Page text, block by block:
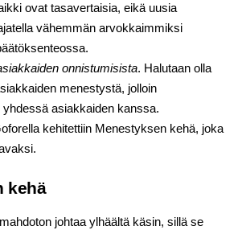
ovat tasavertaisia, eikä uusia
vähemmän arvokkaimmiksi
onnistumisista. Halutaan olla
menestystä, jolloin
yhdessä asiakkaiden kanssa.
kehitettiin Menestyksen kehä, joka
kehä
johtaa ylhäältä käsin, sillä se